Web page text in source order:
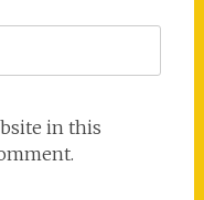
in this